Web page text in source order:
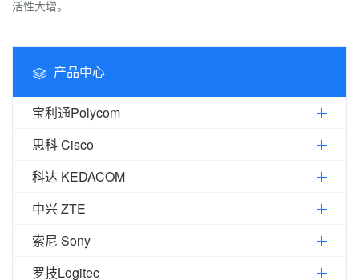
活性大增。
产品中心
宝利通Polycom
思科 Cisco
科达 KEDACOM
中兴 ZTE
索尼 Sony
罗技Logitec